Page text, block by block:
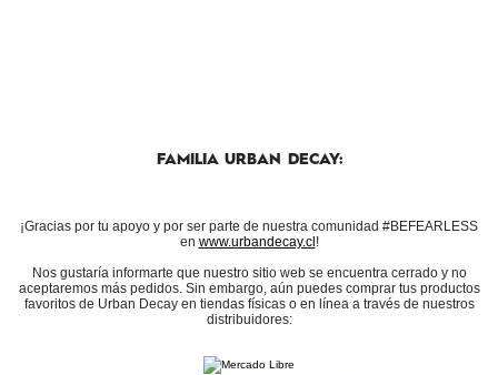
FAMILIA URBAN DECAY:
¡Gracias por tu apoyo y por ser parte de nuestra comunidad #BEFEARLESS
en www.urbandecay.cl !
Nos gustaría informarte que nuestro sitio web se encuentra cerrado y no
aceptaremos más pedidos. Sin embargo, aún puedes comprar tus productos
favoritos de Urban Decay en tiendas físicas o en línea a través de nuestros
distribuidores: